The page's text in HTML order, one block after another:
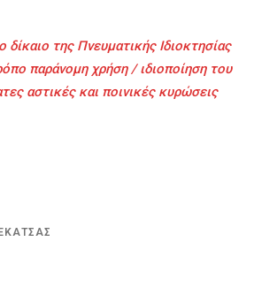
της Πνευματικής Ιδιοκτησίας
παράνομη χρήση / ιδιοποίηση του
αστικές και ποινικές κυρώσεις